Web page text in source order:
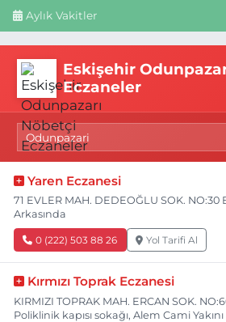
Aylık Vakitler
Eskişehir
Eczaneler
Yaren Eczanesi
71 EVLER MAH. DEDEOĞLU SOK.
Arkasında
0 (222) 503 88 26 Yol Tarifi Al
Kırmızı Toprak Eczanesi
KIRMIZI TOPRAK MAH. ERCAN SOK.
Poliklinik kapısı sokağı, Alem Cami Yakını